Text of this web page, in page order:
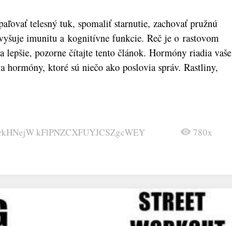
telesný tuk, spomaliť starnutie, zachovať pružnú
imunitu a kognitívne funkcie. Reč je o rastovom
lepšie, pozorne čítajte tento článok. Hormóny riadia vaše
ktoré sú niečo ako poslovia správ. Rastliny,
kFlPNZCXFUYJCSZgcWEY 780x